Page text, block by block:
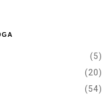
(5)
(20)
(54)